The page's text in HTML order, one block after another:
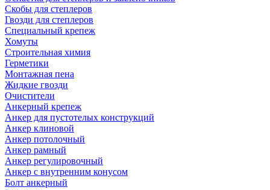
Скобы для степлеров
Гвозди для степлеров
Специальный крепеж
Хомуты
Строительная химия
Герметики
Монтажная пена
Жидкие гвозди
Очистители
Анкерный крепеж
Анкер для пустотелых конструкций
Анкер клиновой
Анкер потолочный
Анкер рамный
Анкер регулировочный
Анкер с внутренним конусом
Болт анкерный